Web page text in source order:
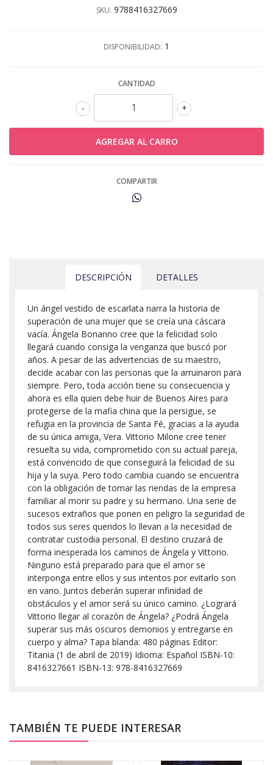
SKU: 9788416327669
DISPONIBILIDAD: 1
CANTIDAD
+
-
COMPARTIR
DESCRIPCIÓN DETALLES
Un ángel vestido de escarlata narra la historia de
superación de una mujer que se creía una cáscara
vacía. Ángela Bonanno cree que la felicidad solo
llegará cuando consiga la venganza que buscó por
años. A pesar de las advertencias de su maestro,
decide acabar con las personas que la arruinaron para
siempre. Pero, toda acción tiene su consecuencia y
ahora es ella quien debe huir de Buenos Aires para
protegerse de la mafia china que la persigue, se
refugia en la provincia de Santa Fé, gracias a la ayuda
de su única amiga, Vera. Vittorio Milone cree tener
resuelta su vida, comprometido con su actual pareja,
está convencido de que conseguirá la felicidad de su
hija y la suya. Pero todo cambia cuando se encuentra
con la obligación de tomar las riendas de la empresa
familiar al morir su padre y su hermano. Una serie de
sucesos extraños que ponen en peligro la seguridad de
todos sus seres queridos lo llevan a la necesidad de
contratar custodia personal. El destino cruzará de
forma inesperada los caminos de Ángela y Vittorio.
Ninguno está preparado para que el amor se
interponga entre ellos y sus intentos por evitarlo son
en vano. Juntos deberán superar infinidad de
obstáculos y el amor será su único camino. ¿Logrará
Vittorio llegar al corazón de Ángela? ¿Podrá Ángela
superar sus más oscuros demonios y entregarse en
cuerpo y alma? Tapa blanda: 480 páginas Editor:
Titania (1 de abril de 2019) Idioma: Español ISBN-10:
8416327661 ISBN-13: 978-8416327669
TAMBIÉN TE PUEDE INTERESAR